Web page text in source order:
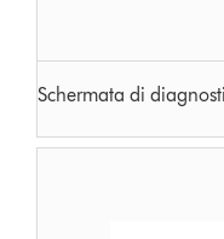
Schermata di